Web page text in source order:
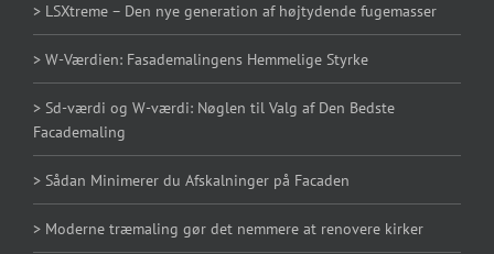
> LSXtreme – Den nye generation af højtydende fugemasser
> W-Værdien: Fasademalingens Hemmelige Styrke
> Sd-værdi og W-værdi: Nøglen til Valg af Den Bedste
Facademaling
> Sådan Minimerer du Afskalninger på Facaden
> Moderne træmaling gør det nemmere at renovere kirker